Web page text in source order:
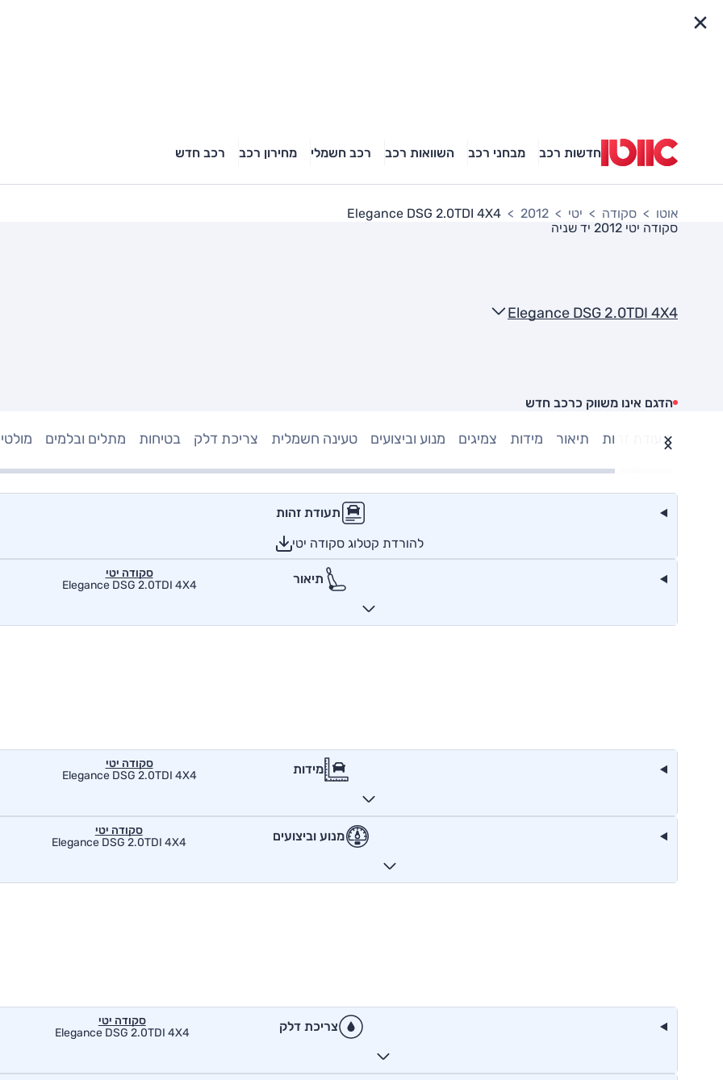
חדשות רכב מבחני רכב השוואות רכב רכב חשמלי מחירון רכב רכב חדש
אוטו סקודה יטי 2012
Elegance DSG 2.0TDI 4X4
סקודה יטי 2012
יד שניה
Elegance DSG 2.0TDI 4X4
הדגם אינו משווק כרכב חדש
תעודת זהות תיאור מידות צמיגים מנוע וביצועים טעינה חשמלית צריכת דלק בטיחות מתלים ובלמים
תעודת זהות
להורדת קטלוג סקודה יטי
תיאור
סקודה יטי
Elegance DSG 2.0TDI 4X4
מידות
סקודה יטי
Elegance DSG 2.0TDI 4X4
מנוע וביצועים
סקודה יטי
Elegance DSG 2.0TDI 4X4
צריכת דלק
סקודה יטי
Elegance DSG 2.0TDI 4X4